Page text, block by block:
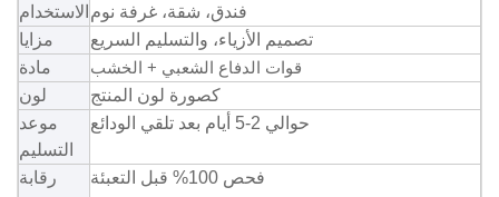
الاستخدام فندق، شقة، غرفة نوم
مزايا
تصميم الأزياء، والتسليم السريع
مادة
قوات الدفاع الشعبي + الخشب
لون
كصورة لون المنتج
موعد
التسليم
حوالي 2-5 أيام بعد تلقي الودائع
رقابة
فحص 100% قبل التعبئة